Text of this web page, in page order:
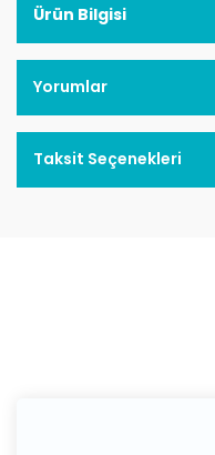
Ürün Bilgisi
Yorumlar
Taksit Seçenekleri